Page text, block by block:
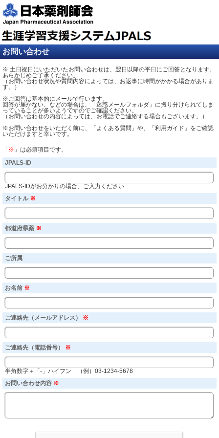
お問い合わせ
※ 土日祝日にいただいたお問い合わせは、翌日以降の平日にご回答となります。
あらかじめご了承ください。
（お問い合わせ状況や質問内容によっては、お返事に時間がかかる場合がありま
す。）
※ご回答は基本的にメールで行います。
回答が届かない、などの場合は、「迷惑メールフォルダ」に振り分けられてしま
っていることが多いようですのでご確認ください。
（お問い合わせの内容によっては、お電話でご連絡する場合もございます。）
※お問い合わせをいただく前に、「よくある質問」や、「利用ガイド」をご確認
いただけますと幸いです。
「※ 」は必須項目です。
JPALS-ID
JPALS-IDがお分かりの場合、ご入力ください
タイトル ※
都道府県薬 ※
ご所属
お名前 ※
ご連絡先（メールアドレス） ※
ご連絡先（電話番号） ※
半角数字＋「-」ハイフン （例）03-1234-5678
お問い合わせ内容 ※